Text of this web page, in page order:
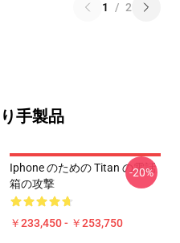
1 / 2
手製品
Iphone のための Titan の電話
箱の攻撃
￥233,450 - ￥253,750
-20%